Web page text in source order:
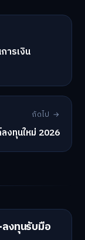
ารเงิน
ถัดไป →
งทุนใหม่ 2026
งทุนรับมือ